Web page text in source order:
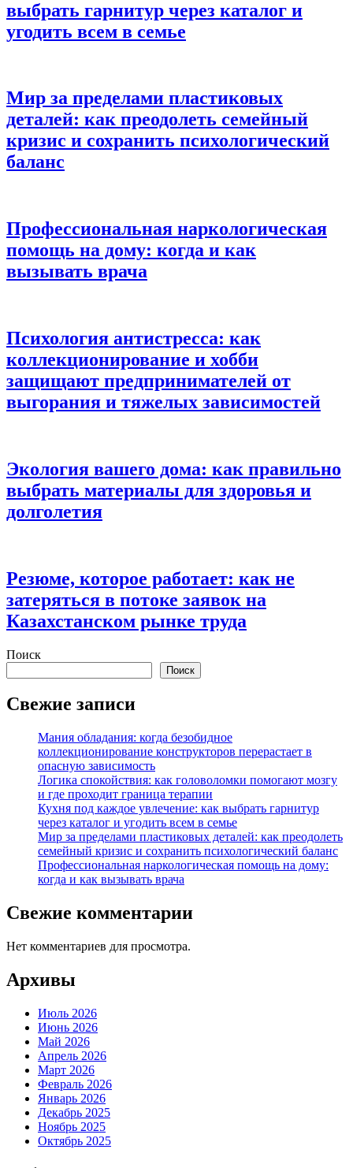
выбрать гарнитур через каталог и
угодить всем в семье
Мир за пределами пластиковых
деталей: как преодолеть семейный
кризис и сохранить психологический
баланс
Профессиональная наркологическая
помощь на дому: когда и как
вызывать врача
Психология антистресса: как
коллекционирование и хобби
защищают предпринимателей от
выгорания и тяжелых зависимостей
Экология вашего дома: как правильно
выбрать материалы для здоровья и
долголетия
Резюме, которое работает: как не
затеряться в потоке заявок на
Казахстанском рынке труда
Поиск
Поиск
Свежие записи
Мания обладания: когда безобидное
коллекционирование конструкторов перерастает в
опасную зависимость
Логика спокойствия: как головоломки помогают мозгу
и где проходит граница терапии
Кухня под каждое увлечение: как выбрать гарнитур
через каталог и угодить всем в семье
Мир за пределами пластиковых деталей: как преодолеть
семейный кризис и сохранить психологический баланс
Профессиональная наркологическая помощь на дому:
когда и как вызывать врача
Свежие комментарии
Нет комментариев для просмотра.
Архивы
Июль 2026
Июнь 2026
Май 2026
Апрель 2026
Март 2026
Февраль 2026
Январь 2026
Декабрь 2025
Ноябрь 2025
Октябрь 2025